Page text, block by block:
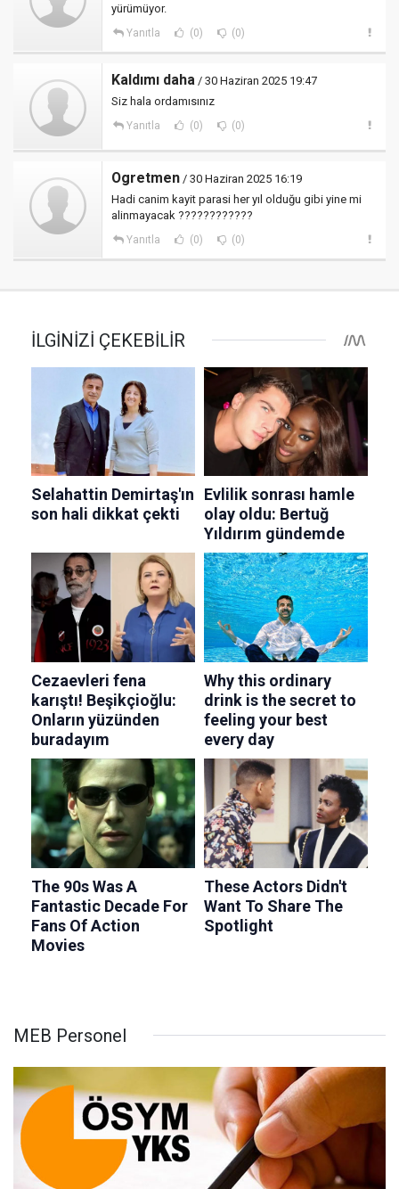
yürümüyor.
Yanıtla (0) (0)
Kaldımı daha / 30 Haziran 2025 19:47
Siz hala ordamısınız
Yanıtla (0) (0)
Ogretmen / 30 Haziran 2025 16:19
Hadi canim kayit parasi her yıl olduğu gibi yine mi
alinmayacak ????????????
Yanıtla (0) (0)
MEB Personel